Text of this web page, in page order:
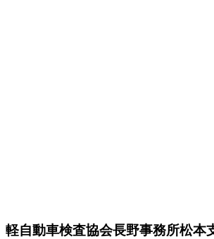
軽自動車検査協会長野事務所松本